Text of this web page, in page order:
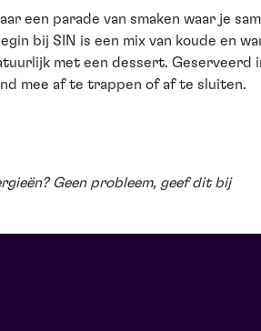
een parade van smaken waar je
bij SIN is een mix van koude en
met een dessert. Geserveerd
mee af te trappen of af te sluiten.
Geen probleem, geef dit bij